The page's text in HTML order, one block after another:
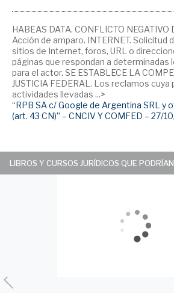
HABEAS DATA. CONFLICTO NEGATIVO
Acción de amparo. INTERNET. Solicitud
sitios de Internet, foros, URL o
páginas que respondan a determinadas
para el actor. SE ESTABLECE LA
JUSTICIA FEDERAL. Los reclamos
actividades llevadas ...>
“RPB SA c/ Google de Argentina SRL y
(art. 43 CN)” – CNCIV Y COMFED – 27/
LIBROS Y CURSOS JURÍDICOS QUE